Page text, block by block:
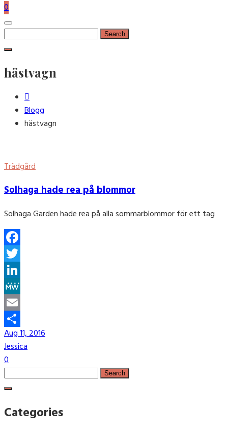
0
Search
for:
hästvagn
Blogg
hästvagn
Trädgård
Solhaga hade rea på blommor
Solhaga Garden hade rea på alla sommarblommor för ett tag
Facebook
Twitter
LinkedIn
MeWe
Email
Share
Aug 11, 2016
Jessica
0
Search
for:
Categories